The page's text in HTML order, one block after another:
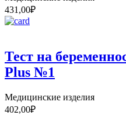
431,00₽
Тест на
Plus №1
Медицинские изделия
402,00₽